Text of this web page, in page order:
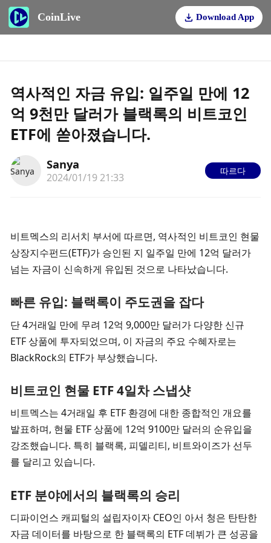
CoinLive Download App
역사적인 자금 유입: 일주일 만에 12
억 9천만 달러가 블랙록의 비트코인
ETF에 쏟아졌습니다.
Sanya
2024/01/19 21:33
따르다
비트멕스의 리서치 부서에 따르면, 역사적인 비트코인 현물
상장지수펀드(ETF)가 승인된 지 일주일 만에 12억 달러가
넘는 자금이 신속하게 유입된 것으로 나타났습니다.
빠른 유입: 블랙록이 주도권을 잡다
단 4거래일 만에 무려 12억 9,000만 달러가 다양한 신규
ETF 상품에 투자되었으며, 이 자금의 주요 수혜자로는
BlackRock의 ETF가 부상했습니다.
비트코인 현물 ETF 4일차 스냅샷
비트멕스는 4거래일 후 ETF 환경에 대한 종합적인 개요를
발표하며, 현물 ETF 상품에 12억 9100만 달러의 순유입을
강조했습니다. 특히 블랙록, 피델리티, 비트와이즈가 선두
를 달리고 있습니다.
ETF 분야에서의 블랙록의 승리
디파이언스 캐피털의 설립자이자 CEO인 아서 청은 탄탄한
자금 데이터를 바탕으로 한 블랙록의 ETF 데뷔가 큰 성공을